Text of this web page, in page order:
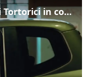
Ketticè diretto da Giovanni Tortorici in concorso al Locarno Film Festival